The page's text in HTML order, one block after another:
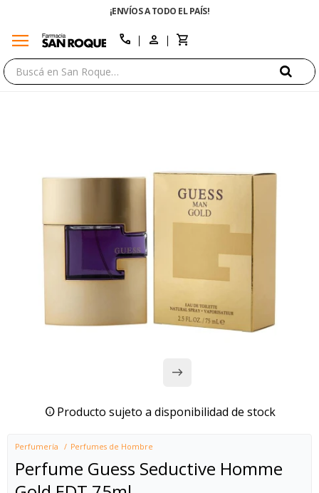
¡ENVÍOS A TODO EL PAÍS!
menu call
Producto sujeto a disponibilidad de stock
Perfumería Perfumes de Hombre
Perfume Guess Seductive Homme
close